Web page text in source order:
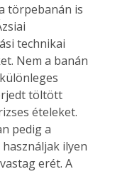
törpebanán is
technikai
Nem a banán
töltött
ételeket.
pedig a
ilyen
erét. A